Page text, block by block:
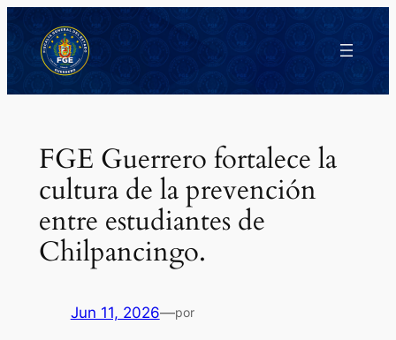
Saltar
al
contenido
FGE Guerrero fortalece la
cultura de la prevención
entre estudiantes de
Chilpancingo.
Jun 11, 2026—por